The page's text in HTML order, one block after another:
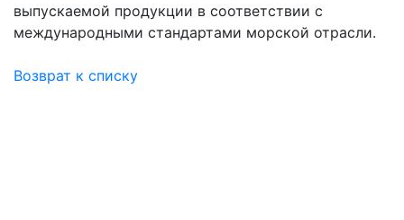
выпускаемой продукции в соответствии с
международными стандартами морской отрасли.
Возврат к списку